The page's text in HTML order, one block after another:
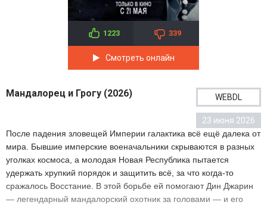
1223 339
Смотреть онлайн
Мандалорец и Грогу (2026) WEBDL
23 июня 2026
После падения зловещей Империи галактика всё ещё далека от
мира. Бывшие имперские военачальники скрываются в разных
уголках космоса, а молодая Новая Республика пытается
удержать хрупкий порядок и защитить всё, за что когда-то
сражалось Восстание. В этой борьбе ей помогают Дин Джарин
— легендарный мандалорский охотник за головами — и его